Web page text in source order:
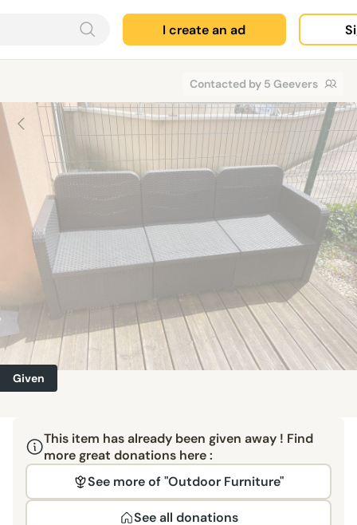
I create an ad
Contacted by 5 Geevers
Given
This item has already been given away ! Find
more great donations here :
See more of "Outdoor Furniture"
See all donations